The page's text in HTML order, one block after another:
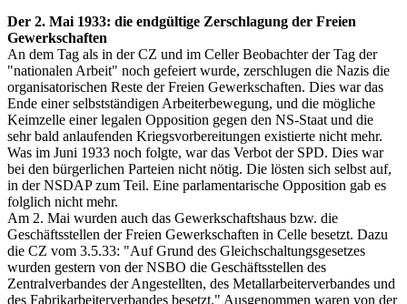
Der 2. Mai 1933: die endgültige Zerschlagung der Freien
Gewerkschaften
An dem Tag als in der CZ und im Celler Beobachter der Tag der
"nationalen Arbeit" noch gefeiert wurde, zerschlugen die Nazis die
organisatorischen Reste der Freien Gewerkschaften. Dies war das
Ende einer selbstständigen Arbeiterbewegung, und die mögliche
Keimzelle einer legalen Opposition gegen den NS-Staat und die
sehr bald anlaufenden Kriegsvorbereitungen existierte nicht mehr.
Was im Juni 1933 noch folgte, war das Verbot der SPD. Dies war
bei den bürgerlichen Parteien nicht nötig. Die lösten sich selbst auf,
in der NSDAP zum Teil. Eine parlamentarische Opposition gab es
folglich nicht mehr.
Am 2. Mai wurden auch das Gewerkschaftshaus bzw. die
Geschäftsstellen der Freien Gewerkschaften in Celle besetzt. Dazu
die CZ vom 3.5.33: "Auf Grund des Gleichschaltungsgesetzes
wurden gestern von der NSBO die Geschäftsstellen des
Zentralverbandes der Angestellten, des Metallarbeiterverbandes und
des Fabrikarbeiterverbandes besetzt." Ausgenommen waren von der